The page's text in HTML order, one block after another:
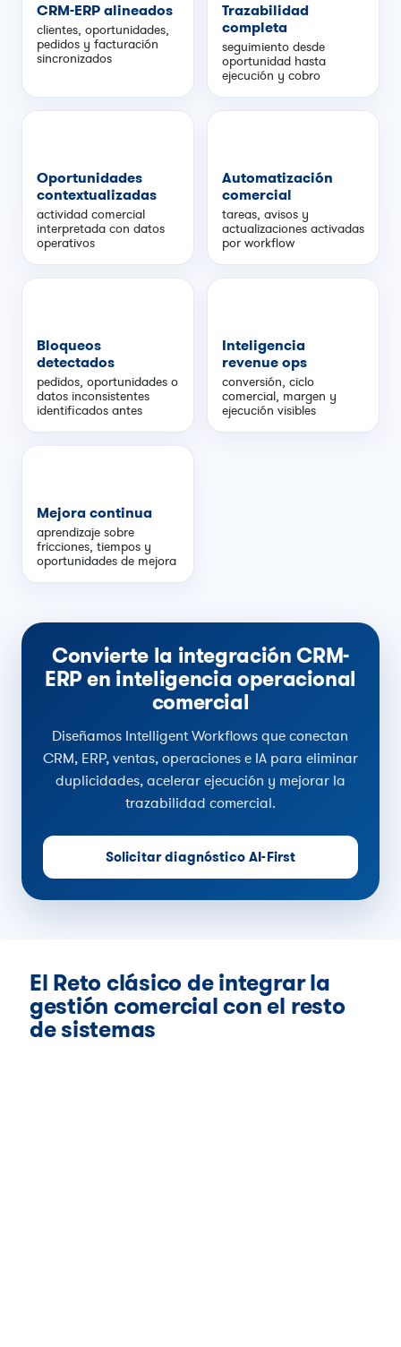
CRM-ERP alineados
clientes, oportunidades,
pedidos y facturación
sincronizados
Trazabilidad
completa
seguimiento desde
oportunidad hasta
ejecución y cobro
Oportunidades
contextualizadas
actividad comercial
interpretada con datos
operativos
Automatización
comercial
tareas, avisos y
actualizaciones activadas
por workflow
Bloqueos
detectados
pedidos, oportunidades o
datos inconsistentes
identificados antes
Inteligencia
revenue ops
conversión, ciclo
comercial, margen y
ejecución visibles
Mejora continua
aprendizaje sobre
fricciones, tiempos y
oportunidades de mejora
Convierte la integración CRM-
ERP en inteligencia operacional
comercial
Diseñamos Intelligent Workflows que conectan
CRM, ERP, ventas, operaciones e IA para eliminar
duplicidades, acelerar ejecución y mejorar la
trazabilidad comercial.
Solicitar diagnóstico AI-First
El Reto clásico de integrar la
gestión comercial con el resto
de sistemas